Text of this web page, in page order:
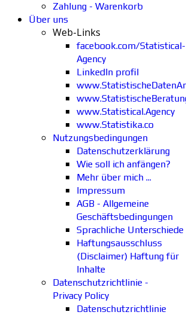
Zahlung - Warenkorb
Über uns
Web-Links
facebook.com/Statistical-
Agency
LinkedIn profil
www.Statistical.Agency
www.Statistika.co
Nutzungsbedingungen
Datenschutzerklärung
Wie soll ich anfängen?
Mehr über mich ...
Impressum
AGB - Allgemeine
Geschäftsbedingungen
Sprachliche Unterschiede
Haftungsausschluss
(Disclaimer) Haftung für
Inhalte
Datenschutzrichtlinie -
Privacy Policy
Datenschutzrichtlinie